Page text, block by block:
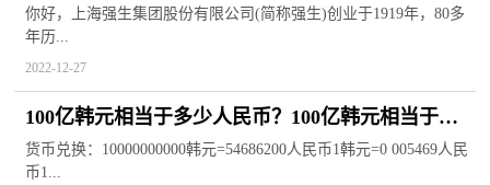
你好，上海强生集团股份有限公司(简称强生)创业于1919年，80多
年历...
2022-12-27
100亿韩元相当于多少人民币？100亿韩元相当于多
少美元？
货币兑换：10000000000韩元=54686200人民币1韩元=0 005469人民
币1...